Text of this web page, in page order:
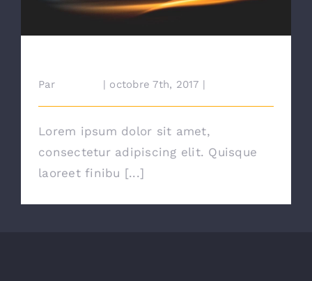
Extranet
Par | octobre 7th, 2017 |
Lorem ipsum dolor sit amet,
consectetur adipiscing elit. Quisque
laoreet finibu [...]